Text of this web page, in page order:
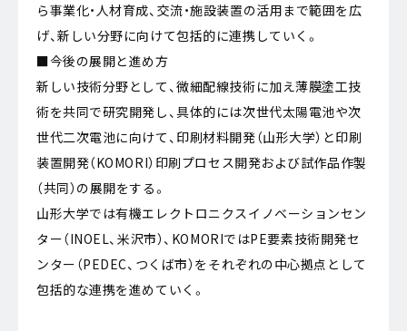
ら事業化・人材育成、交流・施設装置の活用まで範囲を広
げ、新しい分野に向けて包括的に連携していく。
■今後の展開と進め方
新しい技術分野として、微細配線技術に加え薄膜塗工技
術を共同で研究開発し、具体的には次世代太陽電池や次
世代二次電池に向けて、印刷材料開発（山形大学）と印刷
装置開発（KOMORI）印刷プロセス開発および試作品作製
（共同）の展開をする。
山形大学では有機エレクトロニクスイノベーションセン
ター（INOEL、米沢市）、KOMORIではPE要素技術開発セ
ンター（PEDEC、つくば市）をそれぞれの中心拠点として
包括的な連携を進めていく。